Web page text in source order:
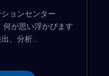
ョンセンター
何が思い浮かびます
、分析...